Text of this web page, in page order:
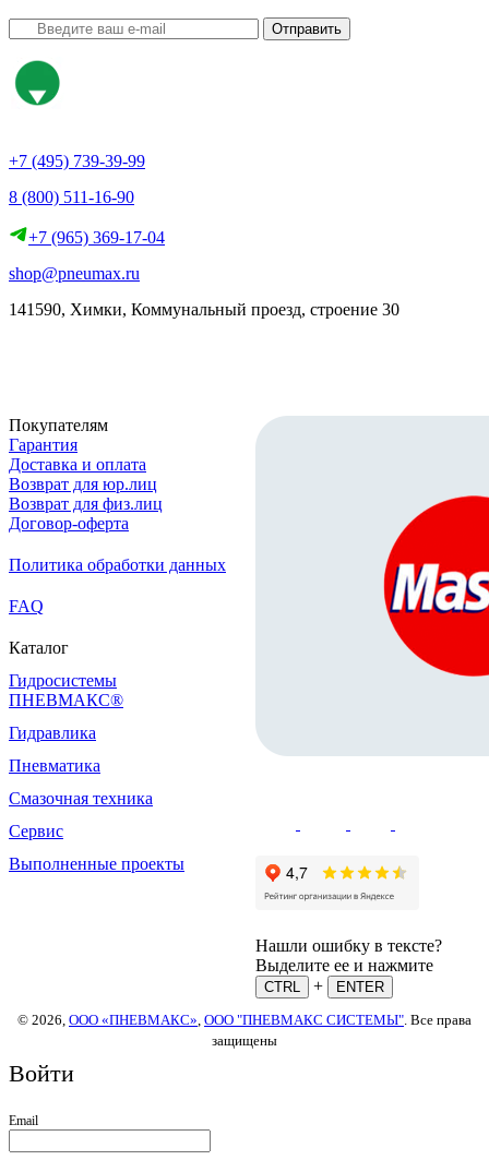
Отправить
+7 (495) 739-39-99
8 (800) 511-16-90
+7 (965) 369-17-04
shop@pneumax.ru
141590, Химки, Коммунальный проезд, строение 30
Покупателям
Гарантия
Доставка и оплата
Возврат для юр.лиц
Возврат для физ.лиц
Договор-оферта
Политика обработки данных
FAQ
Каталог
Гидросистемы
ПНЕВМАКС®
Гидравлика
Пневматика
Смазочная техника
Сервис
Выполненные проекты
Нашли ошибку в тексте?
Выделите ее и нажмите
CTRL +
ENTER
© 2026, ООО «ПНЕВМАКС» ООО "ПНЕВМАКС СИСТЕМЫ" . Все права
защищены
Войти
Email